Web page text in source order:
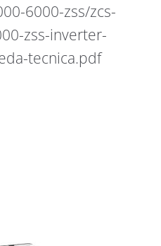
6000-zss/zcs-
zss-inverter-
tecnica.pdf